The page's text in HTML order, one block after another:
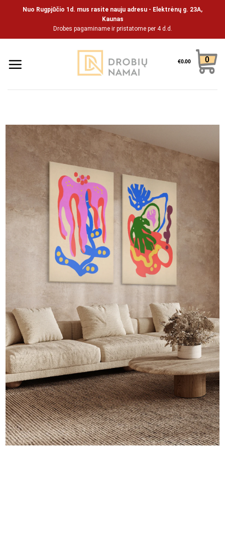
Nuo Rugpjūčio 1d. mus rasite nauju adresu - Elektrėnų g. 23A,
Kaunas
Drobes pagaminame ir pristatome per 4 d.d.
€0.00 0